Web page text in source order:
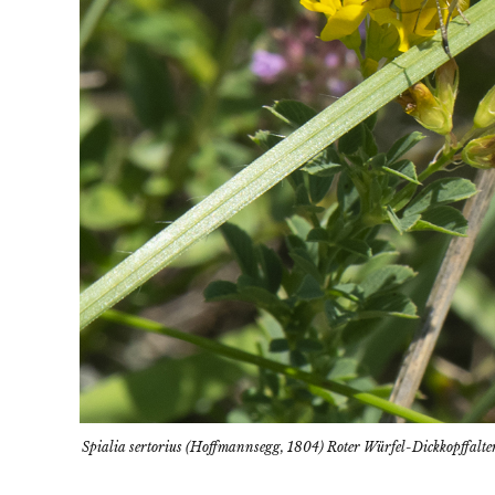
Spialia sertorius (Hoffmannsegg, 1804) Roter Würfel-